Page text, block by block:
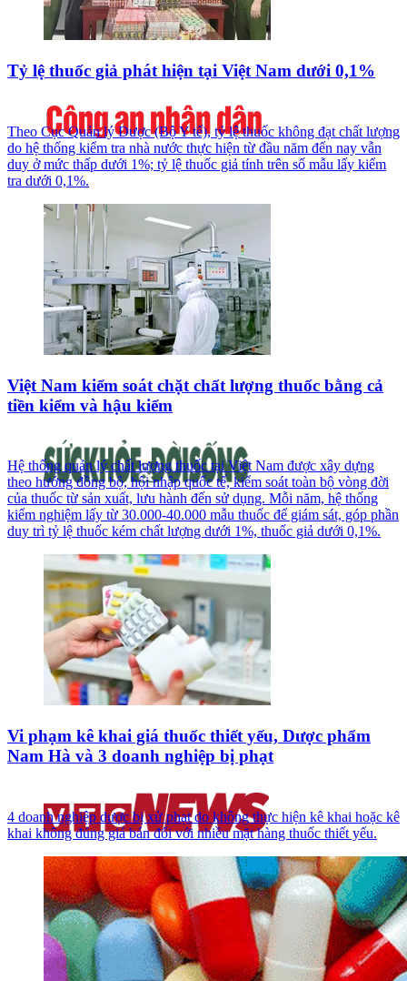
Tỷ lệ thuốc giả phát hiện tại Việt Nam dưới 0,1%
Theo Cục Quản lý Dược (Bộ Y tế), tỷ lệ thuốc không đạt chất lượng
do hệ thống kiểm tra nhà nước thực hiện từ đầu năm đến nay vẫn
duy ở mức thấp dưới 1%; tỷ lệ thuốc giả tính trên số mẫu lấy kiểm
tra dưới 0,1%.
Việt Nam kiểm soát chặt chất lượng thuốc bằng cả
tiền kiểm và hậu kiểm
Hệ thống quản lý chất lượng thuốc tại Việt Nam được xây dựng
theo hướng đồng bộ, hội nhập quốc tế, kiểm soát toàn bộ vòng đời
của thuốc từ sản xuất, lưu hành đến sử dụng. Mỗi năm, hệ thống
kiểm nghiệm lấy từ 30.000-40.000 mẫu thuốc để giám sát, góp phần
duy trì tỷ lệ thuốc kém chất lượng dưới 1%, thuốc giả dưới 0,1%.
Vi phạm kê khai giá thuốc thiết yếu, Dược phẩm
Nam Hà và 3 doanh nghiệp bị phạt
4 doanh nghiệp dược bị xử phạt do không thực hiện kê khai hoặc kê
khai không đúng giá bán đối với nhiều mặt hàng thuốc thiết yếu.